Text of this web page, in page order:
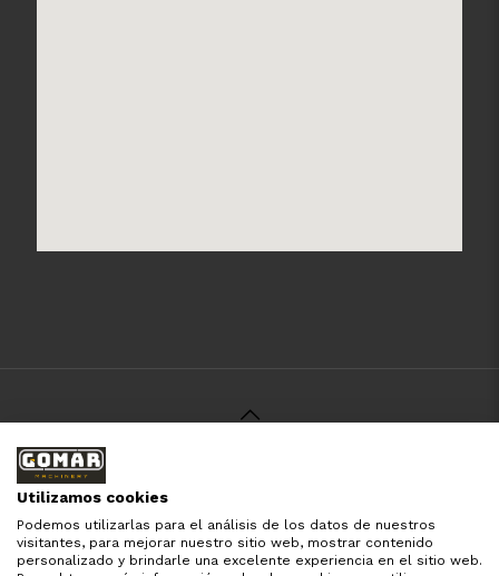
© 2021 Gomar Machinery -
Privacidad
Todas las marcas aquí mencionadas son de simple
referencia, es solo para especificar los productos que
comercializamos y el servicio que brindamos. Nuestra
Utilizamos cookies
Podemos utilizarlas para el análisis de los datos de nuestros
visitantes, para mejorar nuestro sitio web, mostrar contenido
personalizado y brindarle una excelente experiencia en el sitio web.